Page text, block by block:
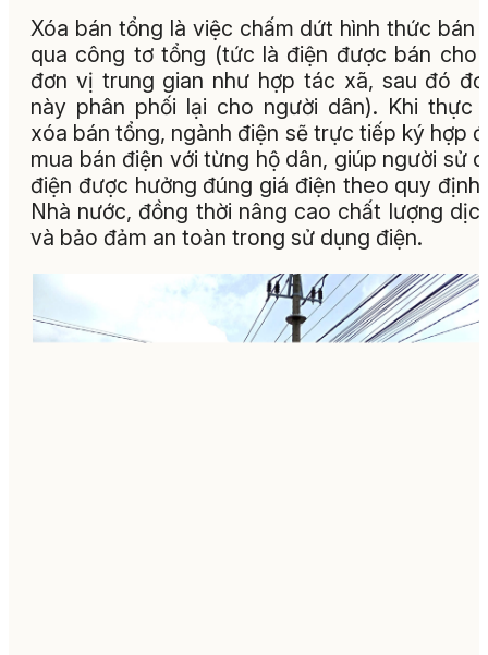
Xóa bán tổng là việc chấm dứt hình thức bán
qua công tơ tổng (tức là điện được bán cho
đơn vị trung gian như hợp tác xã, sau đó
này phân phối lại cho người dân). Khi thực
xóa bán tổng, ngành điện sẽ trực tiếp ký hợp
mua bán điện với từng hộ dân, giúp người sử
điện được hưởng đúng giá điện theo quy định
Nhà nước, đồng thời nâng cao chất lượng
và bảo đảm an toàn trong sử dụng điện.